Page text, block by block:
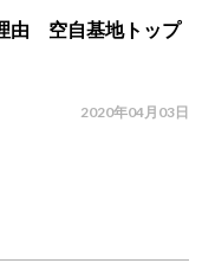
由 空自基地トップ
2020年04月03日